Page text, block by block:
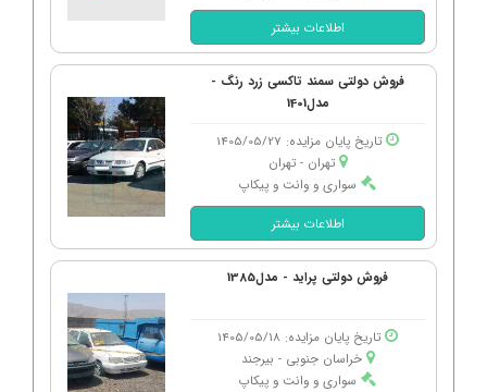
اطلاعات بیشتر
فروش دولتی سمند تاکسی زرد رنگ -
مدل1401
تاریخ پایان مزایده: 1405/05/27
تهران - تهران
سواری و وانت و پیکاپ
اطلاعات بیشتر
فروش دولتی پراید - مدل1385
تاریخ پایان مزایده: 1405/05/18
خراسان جنوبی - بیرجند
سواری و وانت و پیکاپ